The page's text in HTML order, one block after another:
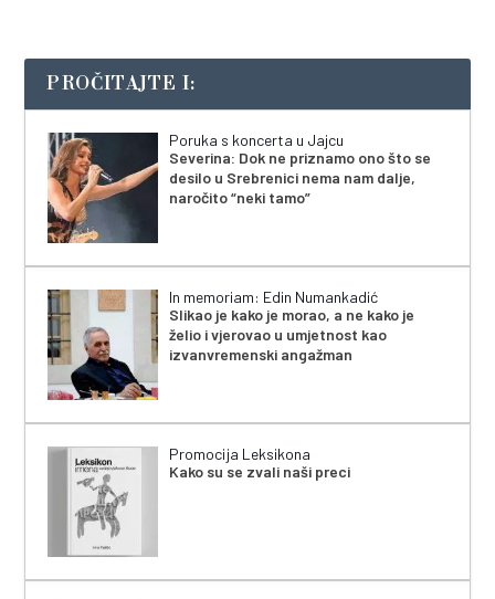
PROČITAJTE I:
Poruka s koncerta u Jajcu
Severina: Dok ne priznamo ono što se
desilo u Srebrenici nema nam dalje,
naročito “neki tamo”
In memoriam: Edin Numankadić
Slikao je kako je morao, a ne kako je
želio i vjerovao u umjetnost kao
izvanvremenski angažman
Promocija Leksikona
Kako su se zvali naši preci